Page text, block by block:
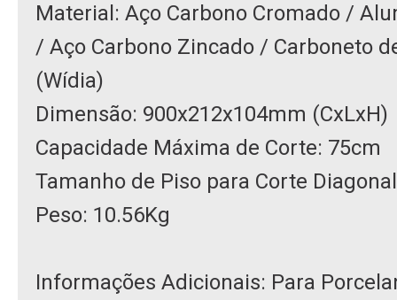
Material: Aço Carbono Cromado /
/ Aço Carbono Zincado / Carboneto
(Wídia)
Dimensão: 900x212x104mm (CxLxH)
Capacidade Máxima de Corte: 75cm
Tamanho de Piso para Corte
Peso: 10.56Kg
Informações Adicionais: Para